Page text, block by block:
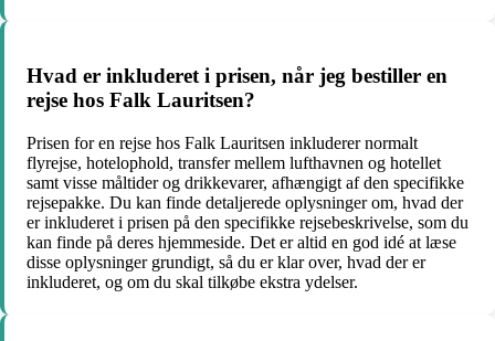
Hvad er inkluderet i prisen, når jeg bestiller en
rejse hos Falk Lauritsen?
Prisen for en rejse hos Falk Lauritsen inkluderer normalt
flyrejse, hotelophold, transfer mellem lufthavnen og hotellet
samt visse måltider og drikkevarer, afhængigt af den specifikke
rejsepakke. Du kan finde detaljerede oplysninger om, hvad der
er inkluderet i prisen på den specifikke rejsebeskrivelse, som du
kan finde på deres hjemmeside. Det er altid en god idé at læse
disse oplysninger grundigt, så du er klar over, hvad der er
inkluderet, og om du skal tilkøbe ekstra ydelser.